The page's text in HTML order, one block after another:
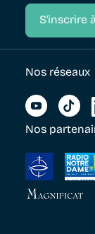
S'inscrire
Nos réseaux
Nos